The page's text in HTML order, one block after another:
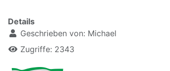
Details
Geschrieben von: Michael
Zugriffe: 2343